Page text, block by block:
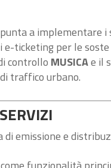
a
e-ticketing per le
controllo MUSICAe il
traffico urbano.
emissione e